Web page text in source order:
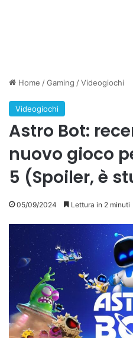
Home /Gaming /Videogiochi
Videogiochi
Astro Bot:
nuovo gioco
5 (Spoiler, è
05/09/2024 Lettura in 2 minuti